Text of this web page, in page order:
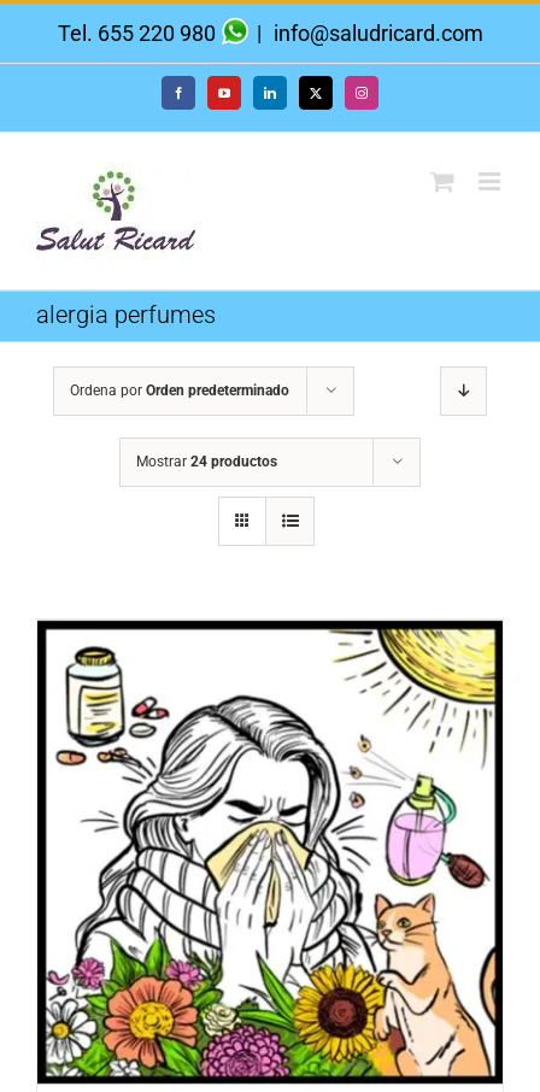
Tel. 655 220 980 | info@saludricard.com
FacebookYouTube LinkedIn X Instagram
alergia perfumes
Ordena por Orden predeterminado
Mostrar 24 productos